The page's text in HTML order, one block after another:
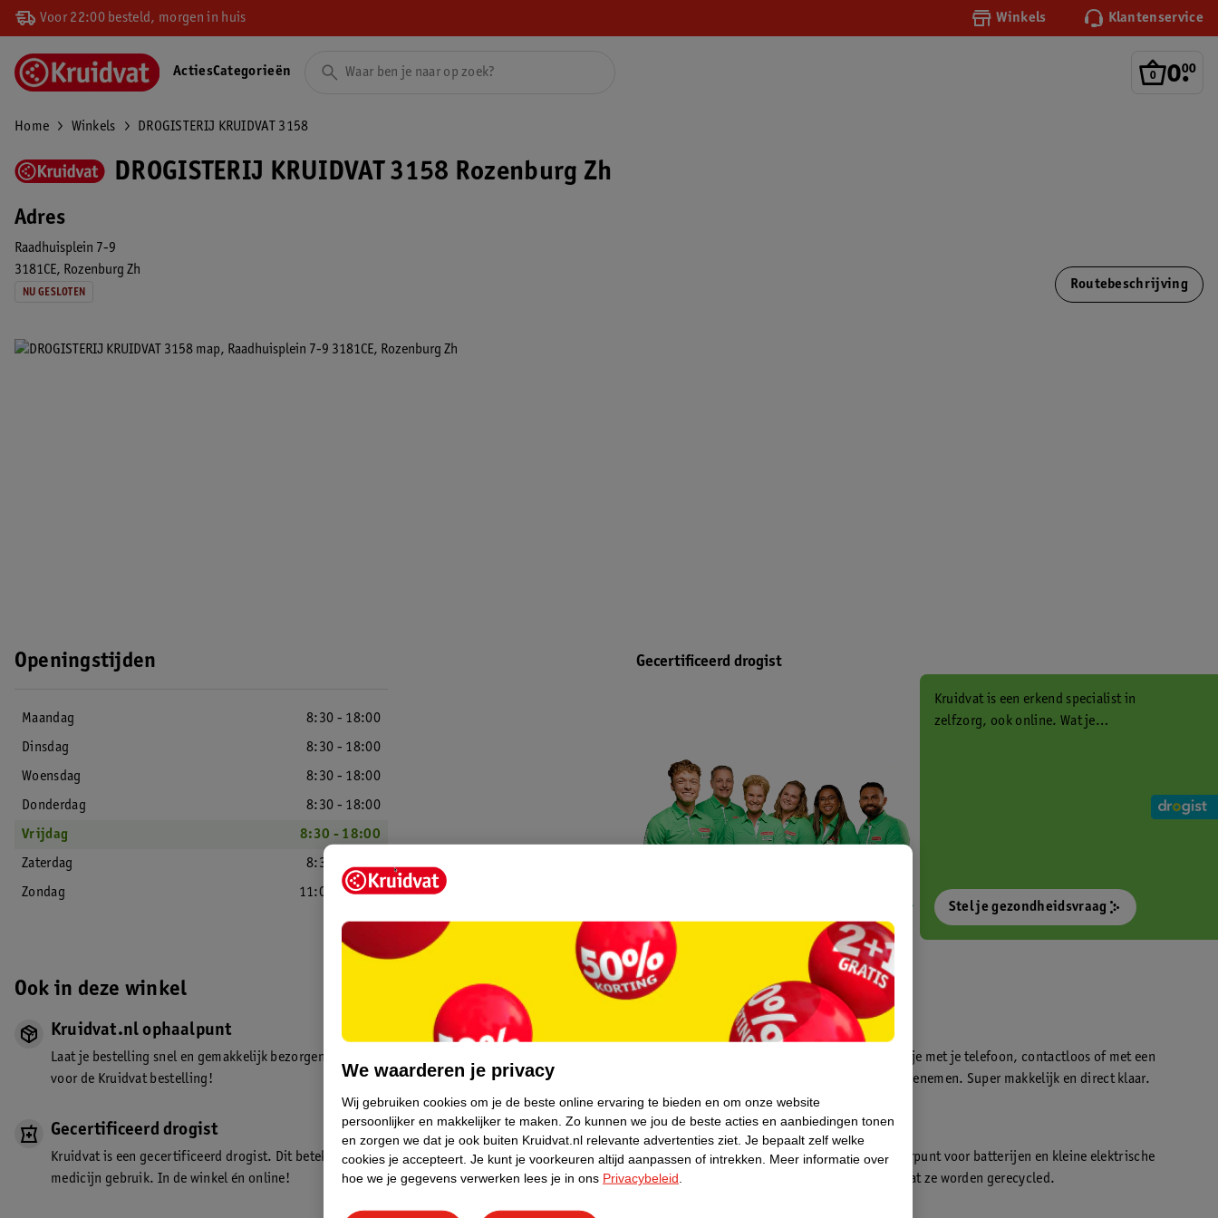
Voor 22:00 besteld, morgen in huis Winkels Klantenservice
0.
00
ActiesCategorieën
Home Winkels DROGISTERIJ KRUIDVAT 3158
DROGISTERIJ KRUIDVAT 3158 Rozenburg Zh
Adres
Raadhuisplein 7-9
3181CE
Rozenburg Zh
NU GESLOTEN
Routebeschrijving
Openingstijden
Maandag
8:30 - 18:00
Dinsdag
8:30 - 18:00
Woensdag
8:30 - 18:00
Donderdag
8:30 - 18:00
Vrijdag
8:30 - 18:00
Zaterdag
8:30 - 18:00
Zondag
11:00 - 17:00
Gecertificeerd drogist
Kruidvat is een erkend specialist in
zelfzorg, ook online. Wat je
Stel je gezondheidsvraag
Ook in deze winkel
Kruidvat.nl ophaalpunt
Laat je bestelling snel en gemakkelijk bezorgen in de winkel. Zo hoef je niet thuis te blijven
voor de Kruidvat bestelling!
Gecertificeerd drogist
Kruidvat is een gecertificeerd drogist. Dit betekent dat je deskundig advies krijgt over
medicijn gebruik. In de winkel én online!
Kruidvat fotokiosk
In de winkel vind je een fotokiosk waarmee je met je telefoon, contactloos of met een
geheugenkaartje, jouw foto’s direct kan meenemen. Super makkelijk en direct klaar.
WeCycle inleverpunt
In deze Kruidvat vind je een WeCycle inleverpunt voor batterijen en kleine elektrische
apparaten. Deze kan je gratis inleveren zodat ze worden gerecycled.
We waarderen je privacy
Wij gebruiken cookies om je de beste online ervaring te bieden en om onze website
persoonlijker en makkelijker te maken. Zo kunnen we jou de beste acties en aanbiedingen tonen
en zorgen we dat je ook buiten Kruidvat.nl relevante advertenties ziet. Je bepaalt zelf welke
cookies je accepteert. Je kunt je voorkeuren altijd aanpassen of intrekken.
Meer informatie over
hoe we je gegevens verwerken lees je in ons Privacybeleid